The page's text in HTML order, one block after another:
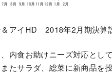
＆アイHD 2018年2月期決算
内食お助けニーズ対応とし
たサラダ、総菜に新商品を